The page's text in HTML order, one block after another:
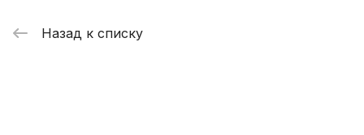
Назад к списку